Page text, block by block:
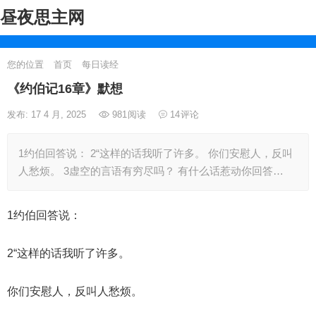
昼夜思主网
您的位置 首页 每日读经
《约伯记16章》默想
发布: 17 4 月, 2025 981阅读 14评论
1约伯回答说： 2“这样的话我听了许多。 你们安慰人，反叫
人愁烦。 3虚空的言语有穷尽吗？ 有什么话惹动你回答…
1约伯回答说：
2“这样的话我听了许多。
你们安慰人，反叫人愁烦。